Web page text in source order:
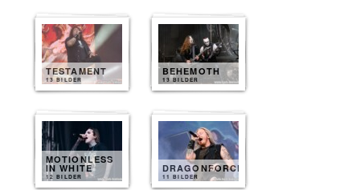
TESTAMENT
13 BILDER
BEHEMOTH
13 BILDER
MOTIONLESS
IN WHITE
12 BILDER
DRAGONFORCE
11 BILDER